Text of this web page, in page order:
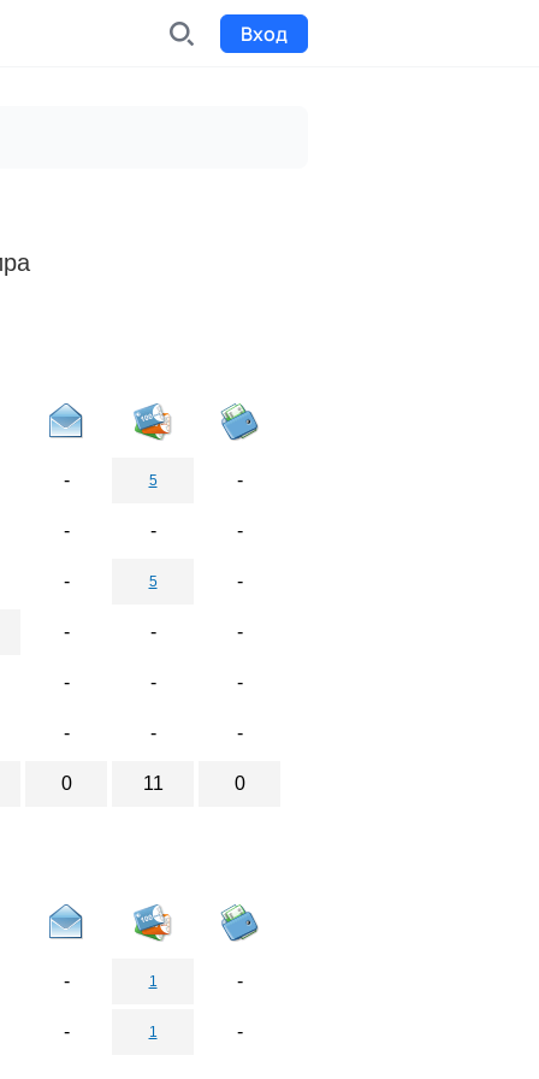
Вход
- 5 -
- - -
- 5 -
- - -
- - -
- - -
0 11 0
- 1 -
- 1 -